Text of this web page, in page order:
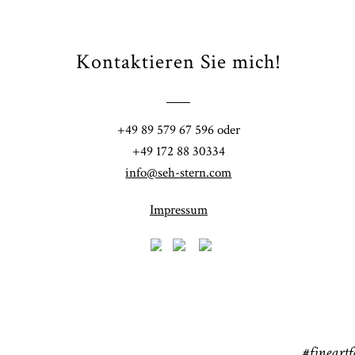
Kontaktieren Sie mich!
+49 89 579 67 596 oder
+49 172 88 30334
info@seh-stern.com
Impressum